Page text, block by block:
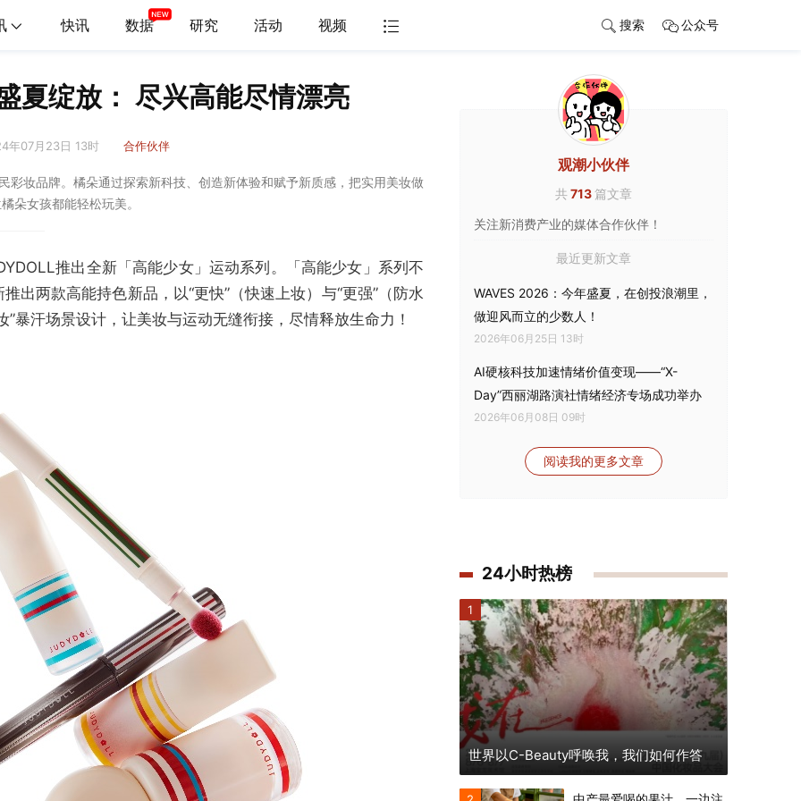
快讯 数据 研究 活动 视频 搜索 公众号
夏绽放： 尽兴高能尽情漂亮
年07月23日 13时 合作伙伴
彩妆品牌。橘朵通过探索新科技、创造新体验和赋予新质感，把实用美妆做
朵女孩都能轻松玩美。
推出全新「高能少女」运动系列。「高能少女」系列不
出两款高能持色新品，以“更快”（快速上妆）与“更强”（防水
暴汗场景设计，让美妆与运动无缝衔接，尽情释放生命力！
观潮小伙伴
共713篇文章
关注新消费产业的媒体合作伙伴！
最近更新文章
WAVES 2026：今年盛夏，在创投浪潮里，
做迎风而立的少数人！
2026年06月25日 13时
AI硬核科技加速情绪价值变现——“X-
Day”西丽湖路演社情绪经济专场成功举办
2026年06月08日 09时
阅读我的更多文章
24小时热榜
1
世界以C-Beauty呼唤我，我们如何作答